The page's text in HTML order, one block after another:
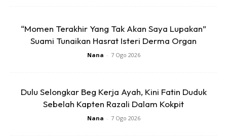
“Momen Terakhir Yang Tak Akan Saya Lupakan”
Suami Tunaikan Hasrat Isteri Derma Organ
Nana - 7 Ogo 2026
Dulu Selongkar Beg Kerja Ayah, Kini Fatin Duduk
Sebelah Kapten Razali Dalam Kokpit
Nana - 7 Ogo 2026